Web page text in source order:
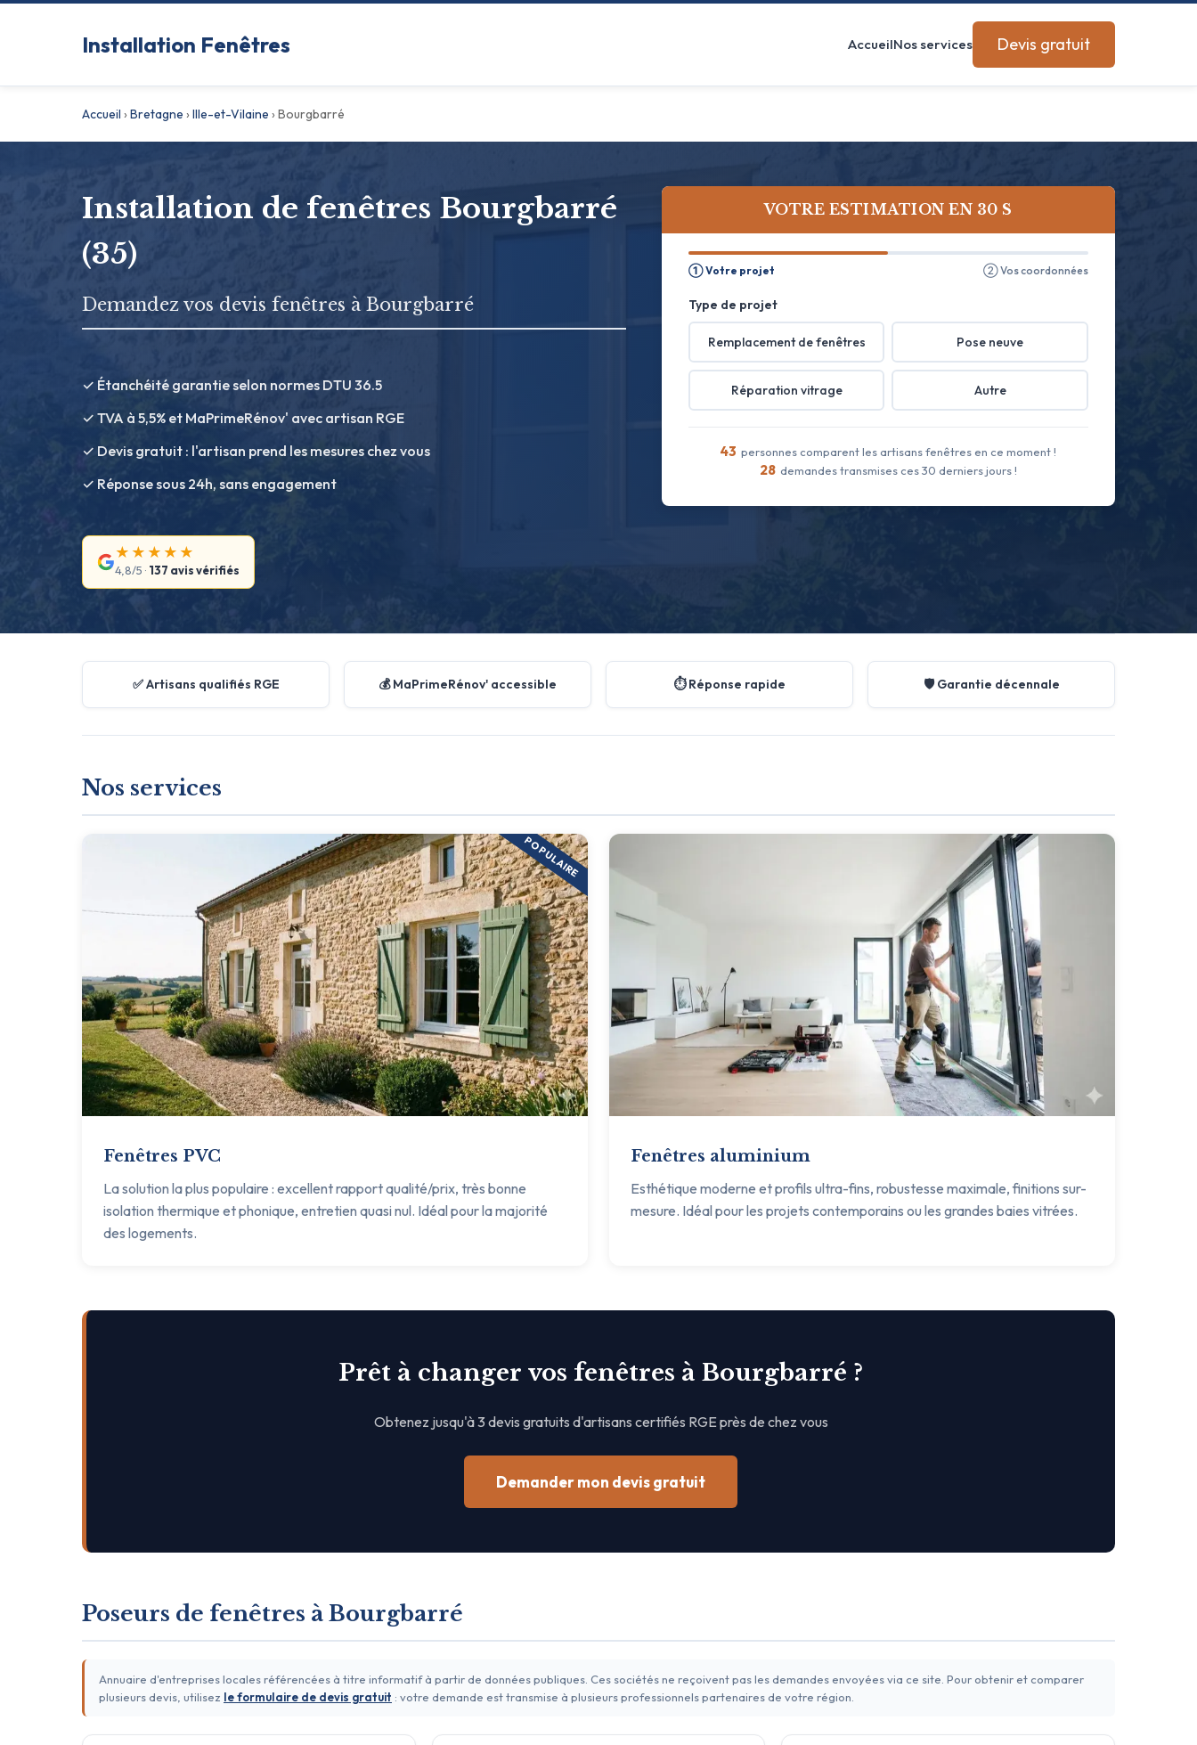
Installation Fenêtres AccueilNos services Devis gratuit
Accueil ›Bretagne ›Ille-et-Vilaine ›Bourgbarré
Installation de fenêtres Bourgbarré
(35)
Demandez vos devis fenêtres à Bourgbarré
VOTRE ESTIMATION EN 30 S
① Votre projet ② Vos coordonnées
Type de projet
Remplacement de fenêtres Pose neuve
Réparation vitrage Autre
43 personnes comparent les artisans fenêtres en ce moment !
28 demandes transmises ces 30 derniers jours !
✓ Étanchéité garantie selon normes DTU 36.5
✓ TVA à 5,5% et MaPrimeRénov' avec artisan RGE
✓ Devis gratuit : l'artisan prend les mesures chez vous
✓ Réponse sous 24h, sans engagement
★★★★★
4,8/5 · 137 avis vérifiés
✅ Artisans qualifiés RGE 💰 MaPrimeRénov' accessible ⏱️ Réponse rapide 🛡️ Garantie décennale
Nos services
POPULAIRE
Fenêtres PVC
La solution la plus populaire : excellent rapport qualité/prix, très bonne
isolation thermique et phonique, entretien quasi nul. Idéal pour la majorité
des logements.
Fenêtres aluminium
Esthétique moderne et profils ultra-fins, robustesse maximale, finitions sur-
mesure. Idéal pour les projets contemporains ou les grandes baies vitrées.
Prêt à changer vos fenêtres à Bourgbarré ?
Obtenez jusqu'à 3 devis gratuits d'artisans certifiés RGE près de chez vous
Demander mon devis gratuit
Poseurs de fenêtres à Bourgbarré
Annuaire d'entreprises locales référencées à titre informatif à partir de données publiques. Ces sociétés ne reçoivent pas les demandes envoyées via ce site. Pour obtenir et comparer
plusieurs devis, utilisez le formulaire de devis gratuit : votre demande est transmise à plusieurs professionnels partenaires de votre région.